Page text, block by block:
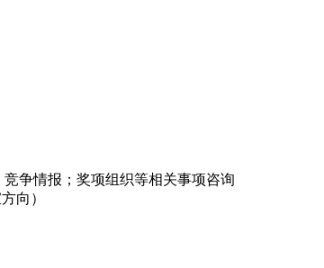
争情报；奖项组织等相关事项咨询
向）